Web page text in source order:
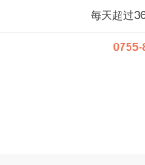
每天超过
0755-